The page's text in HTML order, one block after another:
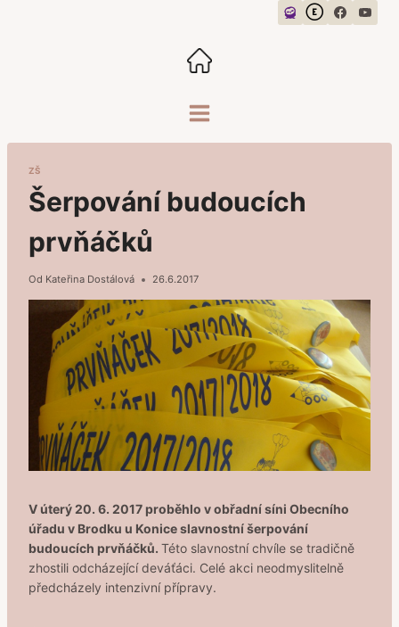
ZŠ
Šerpování budoucích
prvňáčků
Od Kateřina Dostálová 26.6.2017
V úterý 20. 6. 2017 proběhlo v obřadní síni Obecního
úřadu v Brodku u Konice slavnostní šerpování
budoucích prvňáčků. Této slavnostní chvíle se tradičně
zhostili odcházející deváťáci. Celé akci neodmyslitelně
předcházely intenzivní přípravy.